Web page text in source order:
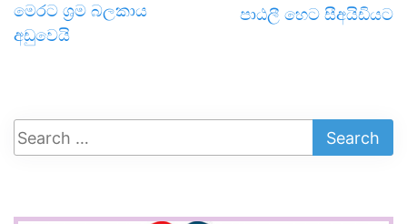
මෙරට ශ්‍රම බලකාය
අඩුවෙයි
පාඨලී හෙට සීඅයිඩියට